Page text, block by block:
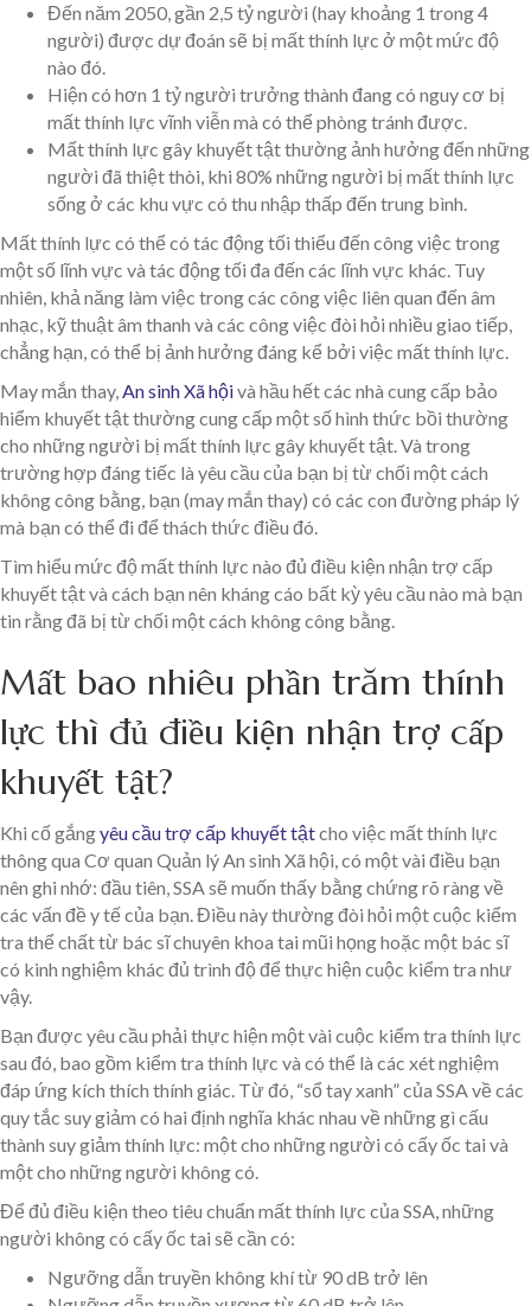
Đến năm 2050, gần 2,5 tỷ người (hay khoảng 1 trong 4
người) được dự đoán sẽ bị mất thính lực ở một mức độ
nào đó.
Hiện có hơn 1 tỷ người trưởng thành đang có nguy cơ bị
mất thính lực vĩnh viễn mà có thể phòng tránh được.
Mất thính lực gây khuyết tật thường ảnh hưởng đến những
người đã thiệt thòi, khi 80% những người bị mất thính lực
sống ở các khu vực có thu nhập thấp đến trung bình.
Mất thính lực có thể có tác động tối thiểu đến công việc trong
một số lĩnh vực và tác động tối đa đến các lĩnh vực khác. Tuy
nhiên, khả năng làm việc trong các công việc liên quan đến âm
nhạc, kỹ thuật âm thanh và các công việc đòi hỏi nhiều giao tiếp,
chẳng hạn, có thể bị ảnh hưởng đáng kể bởi việc mất thính lực.
May mắn thay,An sinh Xã hộivà hầu hết các nhà cung cấp bảo
hiểm khuyết tật thường cung cấp một số hình thức bồi thường
cho những người bị mất thính lực gây khuyết tật. Và trong
trường hợp đáng tiếc là yêu cầu của bạn bị từ chối một cách
không công bằng, bạn (may mắn thay) có các con đường pháp lý
mà bạn có thể đi để thách thức điều đó.
Tìm hiểu mức độ mất thính lực nào đủ điều kiện nhận trợ cấp
khuyết tật và cách bạn nên kháng cáo bất kỳ yêu cầu nào mà bạn
tin rằng đã bị từ chối một cách không công bằng.
Mất bao nhiêu phần trăm thính
lực thì đủ điều kiện nhận trợ cấp
khuyết tật?
Khi cố gắngyêu cầu trợ cấp khuyết tậtcho việc mất thính lực
thông qua Cơ quan Quản lý An sinh Xã hội, có một vài điều bạn
nên ghi nhớ: đầu tiên, SSA sẽ muốn thấy bằng chứng rõ ràng về
các vấn đề y tế của bạn. Điều này thường đòi hỏi một cuộc kiểm
tra thể chất từ bác sĩ chuyên khoa tai mũi họng hoặc một bác sĩ
có kinh nghiệm khác đủ trình độ để thực hiện cuộc kiểm tra như
vậy.
Bạn được yêu cầu phải thực hiện một vài cuộc kiểm tra thính lực
sau đó, bao gồm kiểm tra thính lực và có thể là các xét nghiệm
đáp ứng kích thích thính giác. Từ đó, “sổ tay xanh” của SSA về các
quy tắc suy giảm có hai định nghĩa khác nhau về những gì cấu
thành suy giảm thính lực: một cho những người có cấy ốc tai và
một cho những người không có.
Để đủ điều kiện theo tiêu chuẩn mất thính lực của SSA, những
người không có cấy ốc tai sẽ cần có:
Ngưỡng dẫn truyền không khí từ 90 dB trở lên